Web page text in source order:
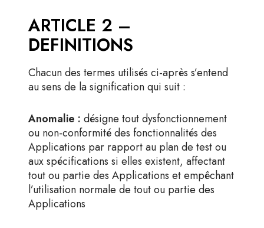
ARTICLE 2 –
DEFINITIONS
Chacun des termes utilisés ci-après s’entend
au sens de la signification qui suit :
Anomalie : désigne tout dysfonctionnement
ou non-conformité des fonctionnalités des
Applications par rapport au plan de test ou
aux spécifications si elles existent, affectant
tout ou partie des Applications et empêchant
l’utilisation normale de tout ou partie des
Applications